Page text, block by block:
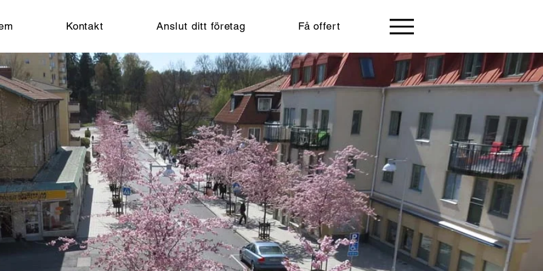
Kontakt Anslut ditt företag Få offert